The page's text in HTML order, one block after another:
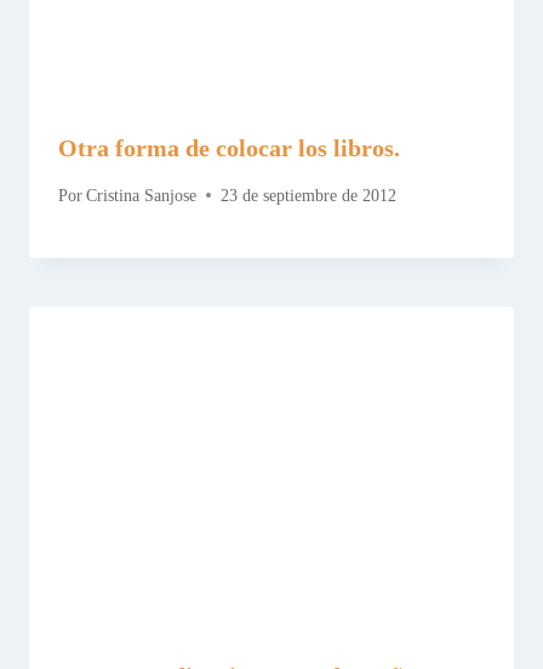
Otra forma de colocar los libros.
Por Cristina Sanjose 23 de septiembre de 2012